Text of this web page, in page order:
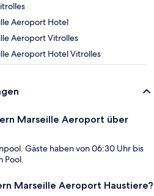
Aeroport Hotel
Aeroport Vitrolles
Aeroport Hotel Vitrolles
Marseille Aeroport über
Gäste haben von 06:30 Uhr bis
Pool.
Marseille Aeroport Haustiere?